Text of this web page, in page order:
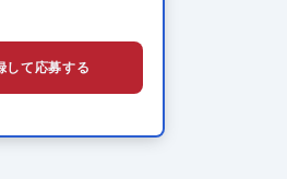
して応募する